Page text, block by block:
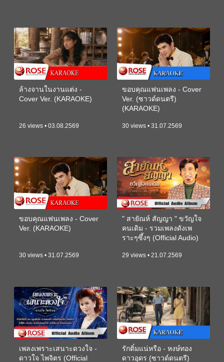
ล้างจานในงานแต่ง -
Cover Ver. (KARAOKE)
26 views • 03.08.2569
ขอบคุณแฟนเพลง - Cover
Ver. (ซาวด์ดนตรี)
(KARAOKE)
30 views • 31.07.2569
ขอบคุณแฟนเพลง - Cover
Ver. (KARAOKE)
30 views • 31.07.2569
" สายัณห์ สัญญา " ขวัญใจ
คนเดิม - รวมเพลงดังเพ
ราะๆซึ้งๆ (Official Audio)
29 views • 21.07.2569
เพลงเพราะเสนาะดวงใจ -
ดาวใจ ไพจิตร (Official
รักติ๋มแน่หรือ - หงษ์ทอง
ดาวอุดร (ซาวด์ดนตรี)